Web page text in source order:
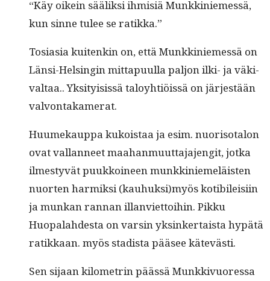
“Käy oikein sää­lik­si ihmisiä Munkkiniemessä,
kun sinne tulee se ratikka.”
Tosi­a­sia kuitenkin on, että Munkkiniemessä on
Län­si-Helsin­gin mit­ta­pu­ul­la paljon ilki- ja väki­
val­taa.. Yksi­ty­i­sis­sä taloy­htiöis­sä on jär­jestään
valvontakamerat.
Huumekaup­pa kukois­taa ja esim. nuoriso­talon
ovat val­lan­neet maa­han­muut­ta­ja­jen­git, jot­ka
ilmestyvät puukkoi­neen munkkiniemeläis­ten
nuorten harmik­si (kauhuksi)myös kotibileisi­in
ja munkan ran­nan illan­vi­et­toi­hin. Pikku
Huopalahdes­ta on varsin yksinker­taista hypätä
ratikkaan. myös stadista pääsee kätevästi.
Sen sijaan kilo­metrin päässä Munkkivuores­sa